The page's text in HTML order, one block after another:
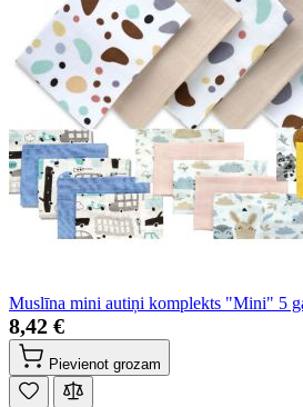
Muslīna mini autiņi komplekts "Mini" 5
8,42 €
Pievienot grozam